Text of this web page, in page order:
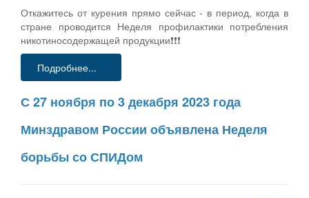
Откажитесь от курения прямо сейчас - в период, когда в
стране проводится Неделя профилактики потребления
никотиносодержащей продукции❗❗❗
Подробнее...
С 27 ноября по 3 декабря 2023 года
Минздравом России объявлена Неделя
борьбы со СПИДом